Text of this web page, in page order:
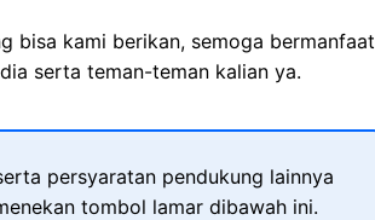
bisa kami berikan, semoga bermanfaat
serta teman-teman kalian ya.
persyaratan pendukung lainnya
tombol lamar dibawah ini.